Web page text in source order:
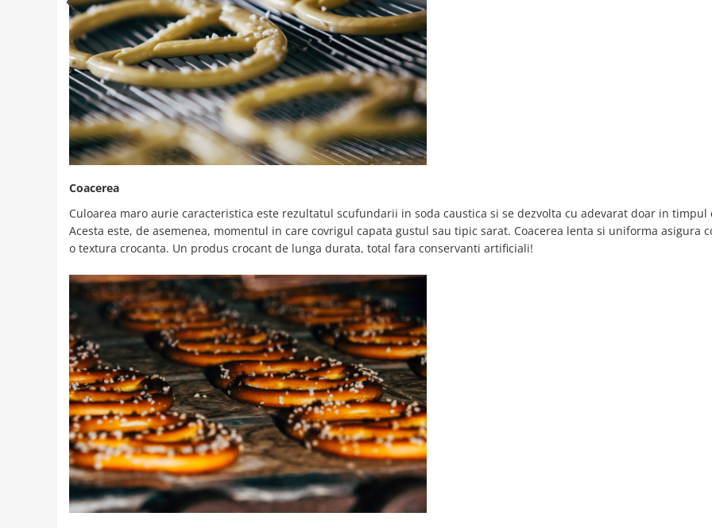
Coacerea
Culoarea maro aurie caracteristica este rezultatul scufundarii in soda caustica si se dezvolta cu adevarat doar in timpul
Acesta este, de asemenea, momentul in care covrigul capata gustul sau tipic sarat. Coacerea lenta si uniforma asigura
o textura crocanta. Un produs crocant de lunga durata, total fara conservanti artificiali!